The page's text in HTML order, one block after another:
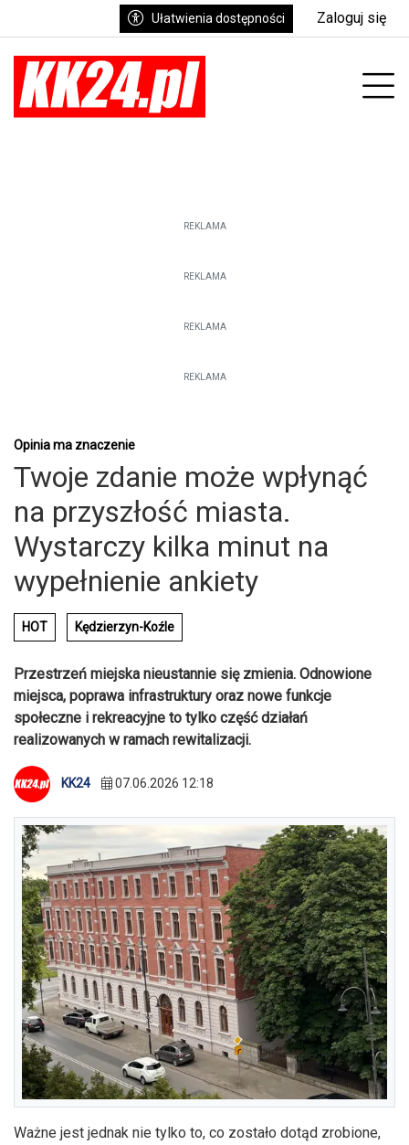
Ułatwienia dostępności Zaloguj się
REKLAMA
REKLAMA
REKLAMA
REKLAMA
Opinia ma znaczenie
Twoje zdanie może wpłynąć
na przyszłość miasta.
Wystarczy kilka minut na
wypełnienie ankiety
HOT Kędzierzyn-Koźle
Przestrzeń miejska nieustannie się zmienia. Odnowione
miejsca, poprawa infrastruktury oraz nowe funkcje
społeczne i rekreacyjne to tylko część działań
realizowanych w ramach rewitalizacji.
KK24 07.06.2026 12:18
Ważne jest jednak nie tylko to, co zostało dotąd zrobione,